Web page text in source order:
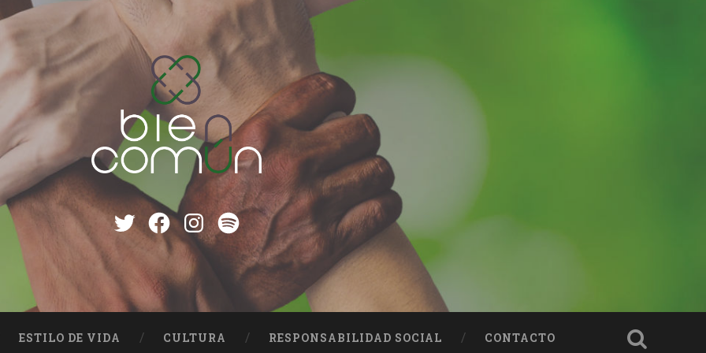
TwitterFacebook
instagram
Spotify
ESTILO DE VIDA CULTURA RESPONSABILIDAD SOCIAL CONTACTO